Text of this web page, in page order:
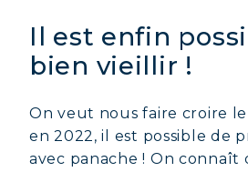
Il est enfin
bien vieillir !
On veut nous faire croire
en 2022, il est possible de
avec panache ! On connaît